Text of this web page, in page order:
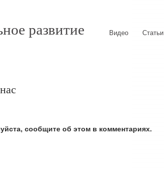
развитие Видео Статьи
сообщите об этом в комментариях.